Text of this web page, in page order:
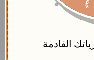
القادمة